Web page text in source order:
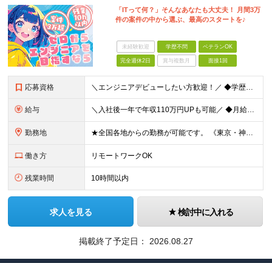
「ITって何？」そんなあなたも大丈夫！ 月間3万
件の案件の中から選ぶ、最高のスタートを♪
未経験歓迎 学歴不問 ベテランOK
完全週休2日 賞与複数月 面接1回
応募資格 ＼エンジニアデビューしたい方歓迎！／ ◆学歴不問 ◆完全未経験OK ＼以下に当てはまる方は当社がピッタリ！／ ◎ヘルプデスクや運用・保守の経験がある方 ◎ゼロからエンジニアのキャリアを築いていきたい
給与 ＼入社後一年で年収110万円UPも可能／ ◆月給20万円以上+賞与年2回 ※想定年収：350万円程度 ※経験・能力を考慮して決定します。 ※月給にはみなし残業代（月30時間分・36,854円～／超過分
勤務地 ★全国各地からの勤務が可能です。 《東京・神奈川・千葉・埼玉》エリアのプロジェクト先にて、 ご勤務いただきます。 【本社】 東京都港区南麻布3丁目20番1号 Daiwa麻布テラス5階 【大阪支店】
働き方 リモートワークOK
残業時間 10時間以内
求人を見る 検討中に入れる
掲載終了予定日： 2026.08.27